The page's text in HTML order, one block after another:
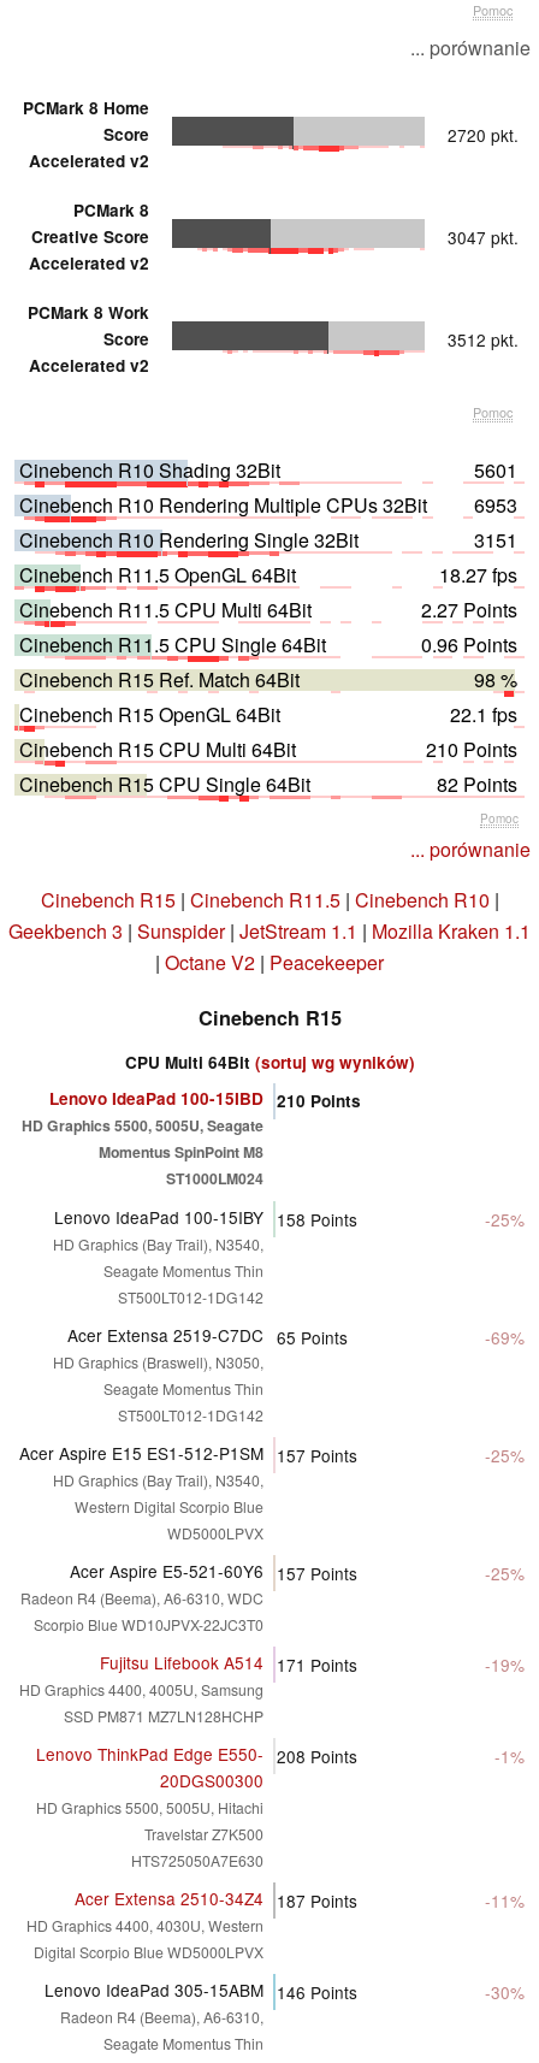
Pomoc
... porównanie
PCMark 8 Home
Score
Accelerated v2
2720 pkt.
PCMark 8
Creative Score
Accelerated v2
3047 pkt.
PCMark 8 Work
Score
Accelerated v2
3512 pkt.
Pomoc
Cinebench R10 Shading 32Bit
5601
Cinebench R10 Rendering Multiple CPUs 32Bit
6953
Cinebench R10 Rendering Single 32Bit
3151
Cinebench R11.5 OpenGL 64Bit
18.27 fps
Cinebench R11.5 CPU Multi 64Bit
2.27 Points
Cinebench R11.5 CPU Single 64Bit
0.96 Points
Cinebench R15 Ref. Match 64Bit
98 %
Cinebench R15 OpenGL 64Bit
22.1 fps
Cinebench R15 CPU Multi 64Bit
210 Points
Cinebench R15 CPU Single 64Bit
82 Points
Pomoc
... porównanie
Cinebench R15| Cinebench R11.5| Cinebench R10 |
Geekbench 3 | Sunspider| JetStream 1.1 | Mozilla Kraken 1.1
| Octane V2 | Peacekeeper
Cinebench R15
CPU Multi 64Bit (sortuj wg wyników)
Lenovo IdeaPad 100-15IBD
HD Graphics 5500, 5005U, Seagate
Momentus SpinPoint M8
ST1000LM024
210 Points
Lenovo IdeaPad 100-15IBY
HD Graphics (Bay Trail), N3540,
Seagate Momentus Thin
ST500LT012-1DG142
158 Points -25%
Acer Extensa 2519-C7DC
HD Graphics (Braswell), N3050,
Seagate Momentus Thin
ST500LT012-1DG142
65 Points -69%
Acer Aspire E15 ES1-512-P1SM
HD Graphics (Bay Trail), N3540,
Western Digital Scorpio Blue
WD5000LPVX
157 Points -25%
Acer Aspire E5-521-60Y6
Radeon R4 (Beema), A6-6310, WDC
Scorpio Blue WD10JPVX-22JC3T0
157 Points -25%
Fujitsu Lifebook A514
HD Graphics 4400, 4005U, Samsung
SSD PM871 MZ7LN128HCHP
171 Points -19%
Lenovo ThinkPad Edge E550-
20DGS00300
HD Graphics 5500, 5005U, Hitachi
Travelstar Z7K500
HTS725050A7E630
208 Points -1%
Acer Extensa 2510-34Z4
HD Graphics 4400, 4030U, Western
Digital Scorpio Blue WD5000LPVX
187 Points -11%
Lenovo IdeaPad 305-15ABM
Radeon R4 (Beema), A6-6310,
Seagate Momentus Thin
146 Points -30%